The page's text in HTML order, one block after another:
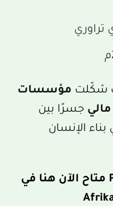
تراوري
شكّلت مؤسسات
جسرًا بين
الإنسان
تحميل الإصدار بصيغة PDF متاح الآن هنا في